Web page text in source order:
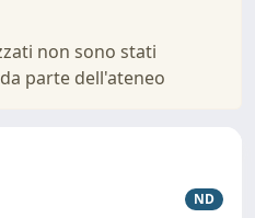
non sono stati
parte dell'ateneo
ND